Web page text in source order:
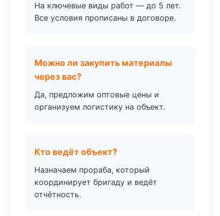
На ключевые виды работ — до 5 лет.
Все условия прописаны в договоре.
Можно ли закупить материалы
через вас?
Да, предложим оптовые цены и
организуем логистику на объект.
Кто ведёт объект?
Назначаем прораба, который
координирует бригаду и ведёт
отчётность.